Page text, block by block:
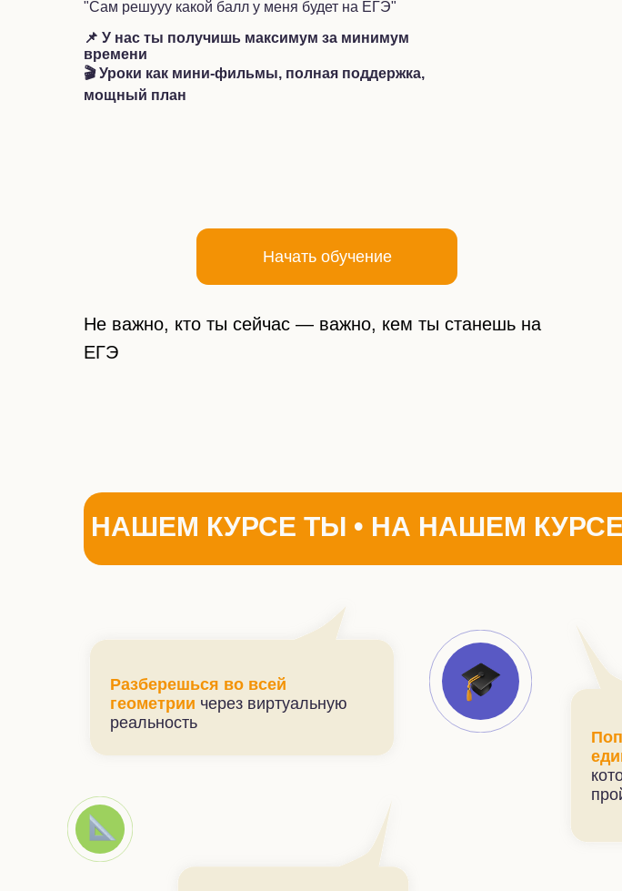
"Сам решууу какой балл у меня будет на ЕГЭ"
📌 У нас ты получишь максимум за минимум
времени
🎬 Уроки как мини-фильмы, полная поддержка,
мощный план
Начать обучение
Не важно, кто ты сейчас — важно, кем ты станешь на
ЕГЭ
НА НАШЕМ КУРСЕ ТЫ • НА НАШЕМ
Разберешься во всей
геометрии через виртуальную
реальность